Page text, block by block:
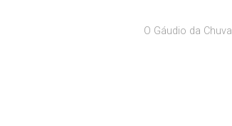
O Gáudio da Chuva